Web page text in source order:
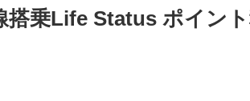
乗Life Status ポイン